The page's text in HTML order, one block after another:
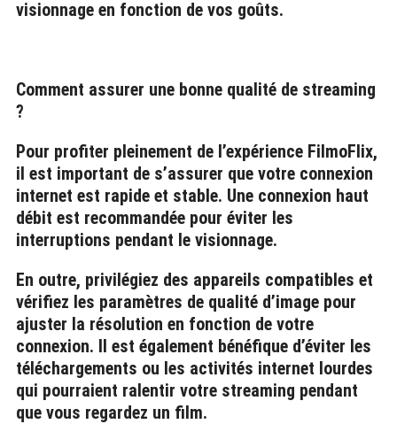
visionnage en fonction de vos goûts.
Comment assurer une bonne qualité de streaming
?
Pour profiter pleinement de l’expérience FilmoFlix,
il est important de s’assurer que votre connexion
internet est rapide et stable. Une connexion haut
débit est recommandée pour éviter les
interruptions pendant le visionnage.
En outre, privilégiez des appareils compatibles et
vérifiez les paramètres de qualité d’image pour
ajuster la résolution en fonction de votre
connexion. Il est également bénéfique d’éviter les
téléchargements ou les activités internet lourdes
qui pourraient ralentir votre streaming pendant
que vous regardez un film.